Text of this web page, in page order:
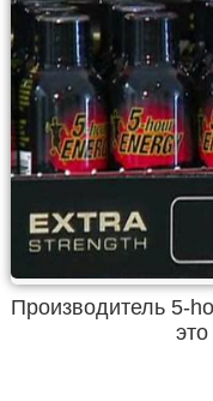
Производитель 5-